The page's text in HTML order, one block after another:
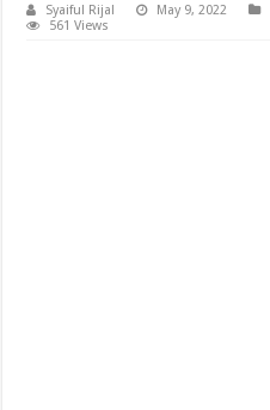
Syaiful Rijal May 9, 2022
561 Views